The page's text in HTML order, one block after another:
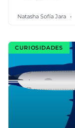
Natasha Sofía Jara
CURIOSIDADES